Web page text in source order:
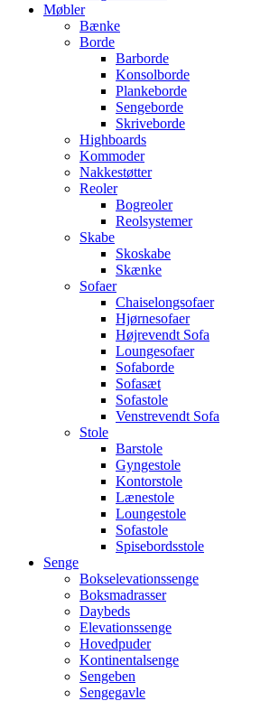
Møbler
Bænke
Borde
Barborde
Konsolborde
Plankeborde
Sengeborde
Skriveborde
Highboards
Kommoder
Nakkestøtter
Reoler
Bogreoler
Reolsystemer
Skabe
Skoskabe
Skænke
Sofaer
Chaiselongsofaer
Hjørnesofaer
Højrevendt Sofa
Loungesofaer
Sofaborde
Sofasæt
Sofastole
Venstrevendt Sofa
Stole
Barstole
Gyngestole
Kontorstole
Lænestole
Loungestole
Sofastole
Spisebordsstole
Senge
Bokselevationssenge
Boksmadrasser
Daybeds
Elevationssenge
Hovedpuder
Kontinentalsenge
Sengeben
Sengegavle